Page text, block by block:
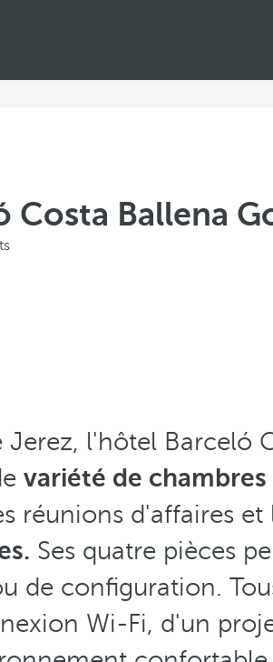
Costa Ballena
l'hôtel Barceló
variété de chambres
réunions d'affaires et
Ses quatre pièces
de configuration.
Wi-Fi, d'un